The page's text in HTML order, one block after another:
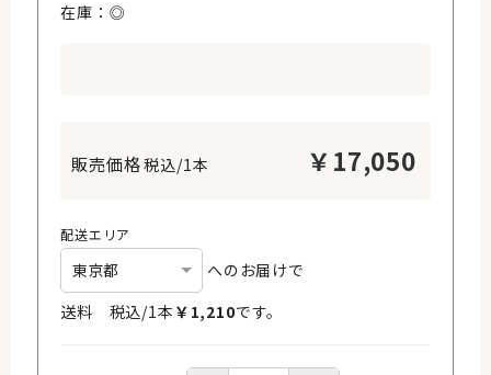
在庫：◎
税込/1本 ￥ 17,050
配送エリア
へのお届けで
送料 税込/1本 ￥ 1,210です。